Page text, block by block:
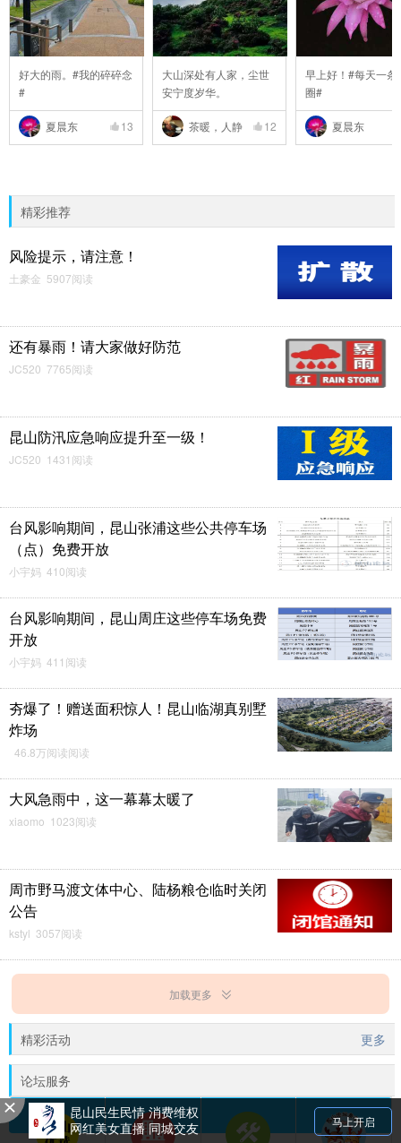
好大的雨。#我的碎碎念
#
夏晨东 13
大山深处有人家，尘世
安宁度岁华。
茶暖，人静 12
早上好！#每天一条
圈#
夏晨东
精彩推荐
风险提示，请注意！
土豪金 5907阅读
还有暴雨！请大家做好防范
JC520 7765阅读
昆山防汛应急响应提升至一级！
JC520 1431阅读
台风影响期间，昆山张浦这些公共停车场
（点）免费开放
小宇妈 410阅读
台风影响期间，昆山周庄这些停车场免费
开放
小宇妈 411阅读
夯爆了！赠送面积惊人！昆山临湖真别墅
炸场
46.8万阅读阅读
大风急雨中，这一幕幕太暖了
xiaomo 1023阅读
周市野马渡文体中心、陆杨粮仓临时关闭
公告
kstyl 3057阅读
加载更多
精彩活动 更多
论坛服务
昆山民生民情 消费维权
网红美女直播 同城交友
马上开启